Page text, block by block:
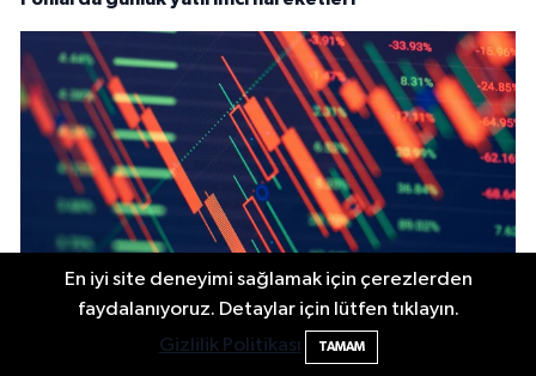
Teknik Göstergelere Göre Öne Çıkan Hisseler (6
En iyi site deneyimi sağlamak için çerezlerden
faydalanıyoruz. Detaylar için lütfen tıklayın.
Gizlilik Politikası
TAMAM